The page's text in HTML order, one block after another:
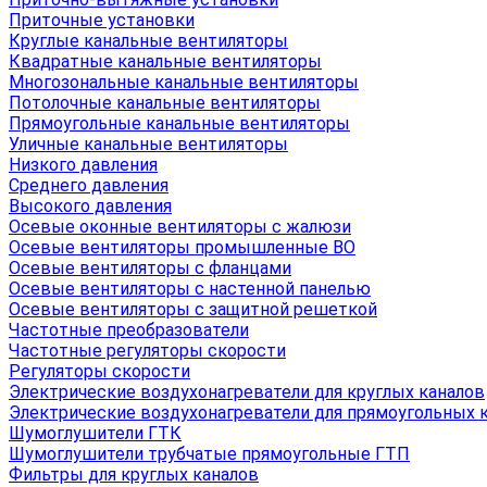
Приточные установки
Круглые канальные вентиляторы
Квадратные канальные вентиляторы
Многозональные канальные вентиляторы
Потолочные канальные вентиляторы
Прямоугольные канальные вентиляторы
Уличные канальные вентиляторы
Низкого давления
Среднего давления
Высокого давления
Осевые оконные вентиляторы с жалюзи
Осевые вентиляторы промышленные ВО
Осевые вентиляторы с фланцами
Осевые вентиляторы с настенной панелью
Осевые вентиляторы с защитной решеткой
Частотные преобразователи
Частотные регуляторы скорости
Регуляторы скорости
Электрические воздухонагреватели для круглых каналов
Электрические воздухонагреватели для прямоугольных
Шумоглушители ГТК
Шумоглушители трубчатые прямоугольные ГТП
Фильтры для круглых каналов